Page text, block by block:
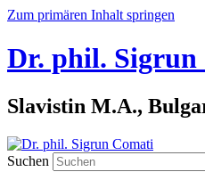
Zum primären Inhalt springen
Dr. phil. Sigrun
Slavistin M.A.,
Suchen